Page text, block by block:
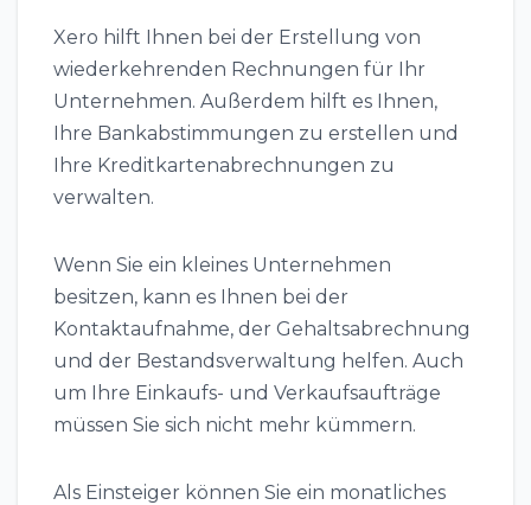
Xero hilft Ihnen bei der Erstellung von
wiederkehrenden Rechnungen für Ihr
Unternehmen. Außerdem hilft es Ihnen,
Ihre Bankabstimmungen zu erstellen und
Ihre Kreditkartenabrechnungen zu
verwalten.
Wenn Sie ein kleines Unternehmen
besitzen, kann es Ihnen bei der
Kontaktaufnahme, der Gehaltsabrechnung
und der Bestandsverwaltung helfen. Auch
um Ihre Einkaufs- und Verkaufsaufträge
müssen Sie sich nicht mehr kümmern.
Als Einsteiger können Sie ein monatliches